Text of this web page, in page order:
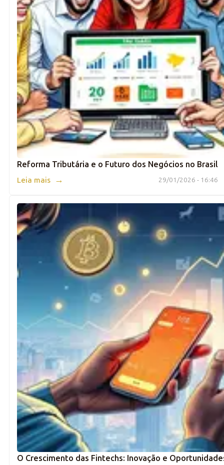
Reforma Tributária e o Futuro dos Negócios no Brasil
29/01/2026 - 16:46
Leia mais →
O Crescimento das Fintechs: Inovação e